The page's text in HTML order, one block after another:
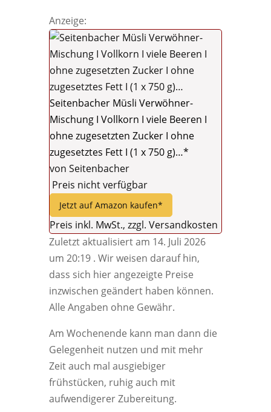
Anzeige:
Seitenbacher Müsli Verwöhner-
Mischung I Vollkorn I viele Beeren I
ohne zugesetzten Zucker I ohne
zugesetztes Fett I (1 x 750 g)…*
von Seitenbacher
Preis nicht verfügbar
Jetzt auf Amazon kaufen*
Preis inkl. MwSt., zzgl. Versandkosten
Zuletzt aktualisiert am 14. Juli 2026
um 20:19 . Wir weisen darauf hin,
dass sich hier angezeigte Preise
inzwischen geändert haben können.
Alle Angaben ohne Gewähr.
Am Wochenende kann man dann die
Gelegenheit nutzen und mit mehr
Zeit auch mal ausgiebiger
frühstücken, ruhig auch mit
aufwendigerer Zubereitung.